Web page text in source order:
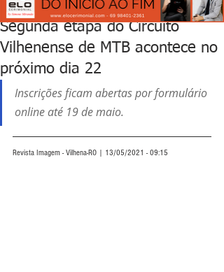
Segunda etapa do Circuito
Vilhenense de MTB acontece no
próximo dia 22
Inscrições ficam abertas por formulário
online até 19 de maio.
Revista Imagem - Vilhena-RO | 13/05/2021 - 09:15